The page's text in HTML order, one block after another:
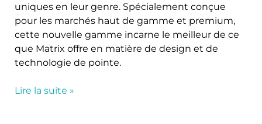
uniques en leur genre. Spécialement conçue
pour les marchés haut de gamme et premium,
cette nouvelle gamme incarne le meilleur de ce
que Matrix offre en matière de design et de
technologie de pointe.
Lire la suite »